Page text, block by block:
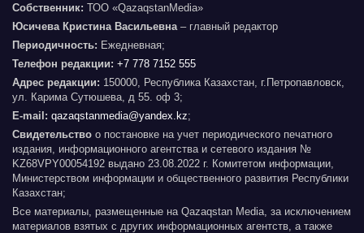
Собственник: ТОО «QazaqstanMedia»
Юсичева Кристина Васильевна – главный редактор
Периодичность: Ежедневная;
Телефон редакции: +7 778 7152 555
Адрес редакции: 150000, Республика Казахстан, г.Петропавловск,
ул. Карима Сутюшева, д 55. оф 3;
E-mail: qazaqstanmedia@yandex.kz;
Свидетельство о постановке на учет периодического печатного
издания, информационного агентства и сетевого издания №
KZ68VPY00054192 выдано 23.08.2022 г. Комитетом информации,
Министерством информации и общественного развития Республики
Казахстан;
Все материалы, размещенные на Qazaqstan Media, за исключением
материалов взятых с других информационных агентств, а также